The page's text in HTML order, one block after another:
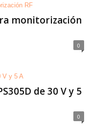
monitorización
0
de 30 V y 5
0